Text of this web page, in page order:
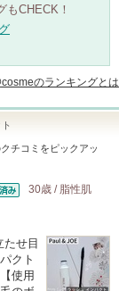
もCHECK！
のランキングとは
チコミをピックアッ
30歳 / 脂性肌
たせ目
クト
使用